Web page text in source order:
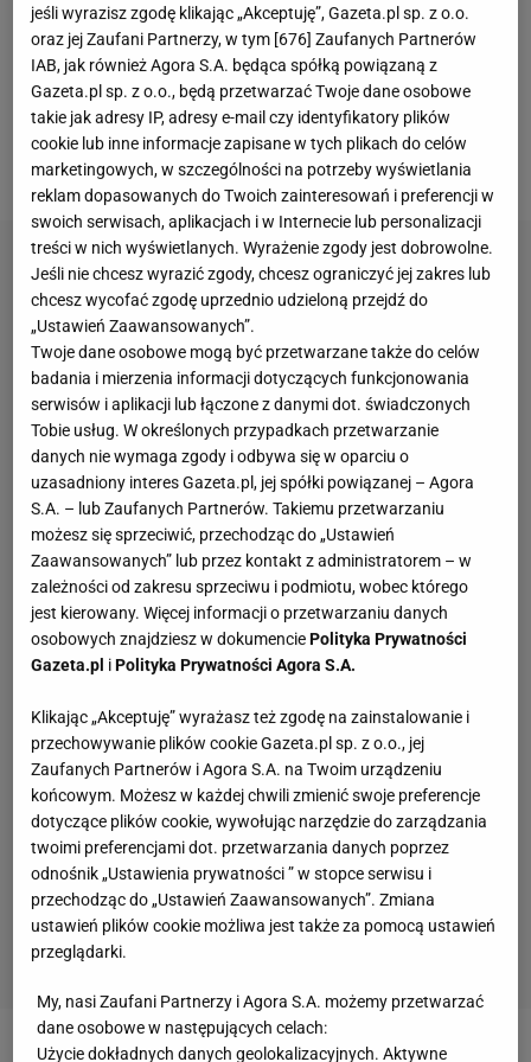
rozstrzygnięć. GKS Katowice rozniósł w drobny mak
Puszczę Niepołomice i to na wyjeździe (6:0), Korona
Kielce ograła w ŁodziWidzew1:0. Jednak to, co
stało się w stolicy Wielkopolski, zdecydowanie
przebiło oba te spotkania.
jeśli wyrazisz zgodę klikając „Akceptuję”, Gazeta.pl sp. z o.o.
oraz jej Zaufani Partnerzy, w tym [676] Zaufanych Partnerów
IAB, jak również Agora S.A. będąca spółką powiązaną z
Gazeta.pl sp. z o.o., będą przetwarzać Twoje dane osobowe
takie jak adresy IP, adresy e-mail czy identyfikatory plików
cookie lub inne informacje zapisane w tych plikach do celów
marketingowych, w szczególności na potrzeby wyświetlania
reklam dopasowanych do Twoich zainteresowań i preferencji w
swoich serwisach, aplikacjach i w Internecie lub personalizacji
treści w nich wyświetlanych. Wyrażenie zgody jest dobrowolne.
Jeśli nie chcesz wyrazić zgody, chcesz ograniczyć jej zakres lub
chcesz wycofać zgodę uprzednio udzieloną przejdź do
„Ustawień Zaawansowanych”.
Twoje dane osobowe mogą być przetwarzane także do celów
badania i mierzenia informacji dotyczących funkcjonowania
serwisów i aplikacji lub łączone z danymi dot. świadczonych
Tobie usług. W określonych przypadkach przetwarzanie
danych nie wymaga zgody i odbywa się w oparciu o
uzasadniony interes Gazeta.pl, jej spółki powiązanej – Agora
S.A. – lub Zaufanych Partnerów. Takiemu przetwarzaniu
możesz się sprzeciwić, przechodząc do „Ustawień
Zaawansowanych” lub przez kontakt z administratorem – w
zależności od zakresu sprzeciwu i podmiotu, wobec którego
jest kierowany. Więcej informacji o przetwarzaniu danych
osobowych znajdziesz w dokumenciePolityka Prywatności
Gazeta.pl iPolityka Prywatności Agora S.A.
Klikając „Akceptuję” wyrażasz też zgodę na zainstalowanie i
przechowywanie plików cookie Gazeta.pl sp. z o.o., jej
Zaufanych Partnerów i Agora S.A. na Twoim urządzeniu
końcowym. Możesz w każdej chwili zmienić swoje preferencje
dotyczące plików cookie, wywołując narzędzie do zarządzania
twoimi preferencjami dot. przetwarzania danych poprzez
odnośnik „Ustawienia prywatności ” w stopce serwisu i
przechodząc do „Ustawień Zaawansowanych”. Zmiana
ustawień plików cookie możliwa jest także za pomocą ustawień
przeglądarki.
My, nasi Zaufani Partnerzy i Agora S.A. możemy przetwarzać
dane osobowe w następujących celach:
Użycie dokładnych danych geolokalizacyjnych. Aktywne